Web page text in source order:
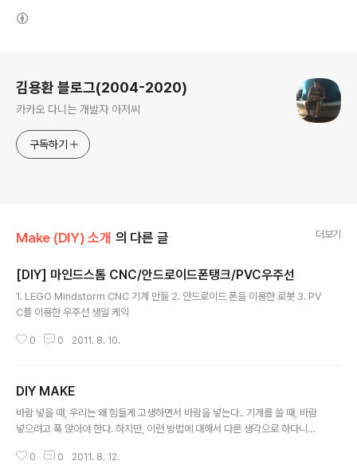
김용환 블로그(2004-2020)
카카오 다니는 개발자 아저씨
구독하기
Make (DIY) 소개 의 다른 글 더보기
[DIY] 마인드스톰 CNC/안드로이드폰탱크/PVC우주선
1. LEGO Mindstorm CNC 기계 만듦 2. 안드로이드 폰을 이용한 로봇 3. PV
C플 이용한 우주선 생일 케익
0 0 2011. 8. 10.
DIY MAKE
바람 넣을 때, 우리는 왜 힘들게 고생하면서 바람을 넣는다.. 기계를 쓸 때, 바람
넣으려고 푹 앉아야 한다. 하지만, 이런 방법에 대해서 다른 생각으로 하다니
0 0 2011. 8. 12.